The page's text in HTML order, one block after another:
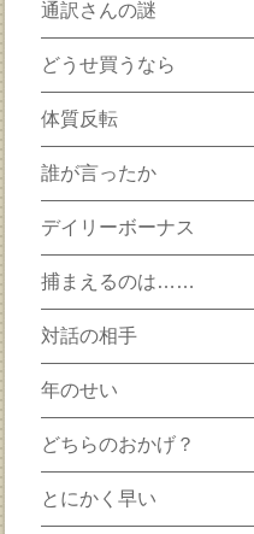
通訳さんの謎
どうせ買うなら
体質反転
誰が言ったか
デイリーボーナス
捕まえるのは……
対話の相手
年のせい
どちらのおかげ？
とにかく早い